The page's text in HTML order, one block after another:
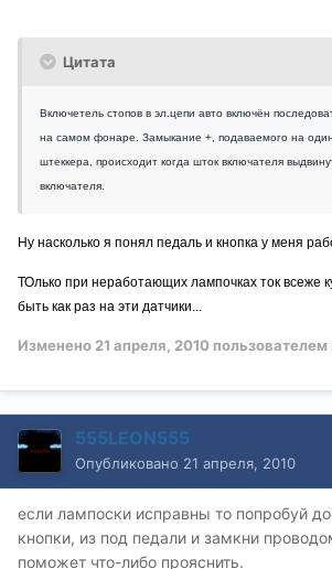
Цитата
Включетель стопов в эл.цепи авто включён
на самом фонаре. Замыкание +, подаваемого на
штеккера, происходит когда шток включателя
включателя.
Ну насколько я понял педаль и кнопка у меня
ТОлько при неработающих лампочках ток всеже
быть как раз на эти датчики...
Изменено 21 апреля, 2010 пользователем
555LEON555
Опубликовано 21 апреля, 2010
если лампоски исправны то попробуй
кнопки, из под педали и замкни
поможет что-либо прояснить.